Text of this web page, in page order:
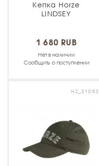
Кепка Horze
LINDSEY
1 680 RUB
Нет в наличии
Сообщить о поступлении
HZ_31083